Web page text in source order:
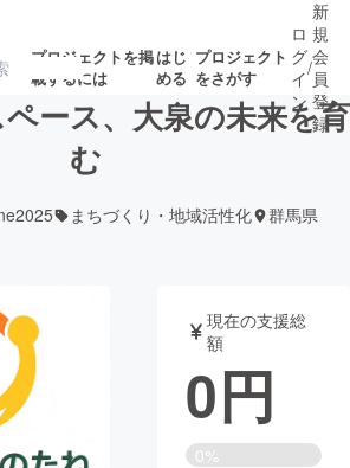
プロジェクトを掲
載するには
はじ
める
プロジェクト
をさがす
ェクト
募集終了が近いプ
ロジェクト
されます
写真 音楽
ジー・ガジェット ゲーム・サ
書籍・雑誌
ロ
グ
イ
ン
/
新
規
会
員
登
録
ース、大泉の未来を育
む
まちづくり・地域活性化 群馬県
現在の支援総
額
0円
0%